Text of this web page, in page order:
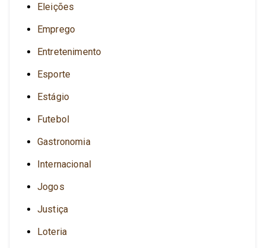
Eleições
Emprego
Entretenimento
Esporte
Estágio
Futebol
Gastronomia
Internacional
Jogos
Justiça
Loteria